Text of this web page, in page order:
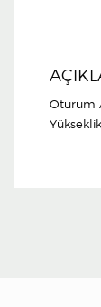
Oturum